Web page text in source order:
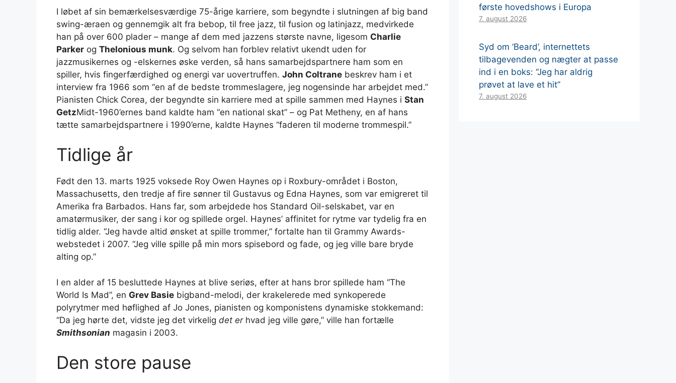
I løbet af sin bemærkelsesværdige 75-årige karriere, som begyndte i slutningen af ​​big band
swing-æraen og gennemgik alt fra bebop, til free jazz, til fusion og latinjazz, medvirkede
han på over 600 plader – mange af dem med jazzens største navne, ligesom Charlie
Parker og Thelonious munk. Og selvom han forblev relativt ukendt uden for
jazzmusikernes og -elskernes øske verden, så hans samarbejdspartnere ham som en
spiller, hvis fingerfærdighed og energi var uovertruffen. John Coltrane beskrev ham i et
interview fra 1966 som “en af ​​de bedste trommeslagere, jeg nogensinde har arbejdet med.”
Pianisten Chick Corea, der begyndte sin karriere med at spille sammen med Haynes i Stan
GetzMidt-1960’ernes band kaldte ham “en national skat” – og Pat Metheny, en af ​​hans
tætte samarbejdspartnere i 1990’erne, kaldte Haynes “faderen til moderne trommespil.”
Tidlige år
Født den 13. marts 1925 voksede Roy Owen Haynes op i Roxbury-området i Boston,
Massachusetts, den tredje af fire sønner til Gustavus og Edna Haynes, som var emigreret til
Amerika fra Barbados. Hans far, som arbejdede hos Standard Oil-selskabet, var en
amatørmusiker, der sang i kor og spillede orgel. Haynes’ affinitet for rytme var tydelig fra en
tidlig alder. “Jeg havde altid ønsket at spille trommer,” fortalte han til Grammy Awards-
webstedet i 2007. “Jeg ville spille på min mors spisebord og fade, og jeg ville bare bryde
alting op.”
I en alder af 15 besluttede Haynes at blive seriøs, efter at hans bror spillede ham “The
World Is Mad”, en Grev Basie bigband-melodi, der krakelerede med synkoperede
polyrytmer med høflighed af Jo Jones, pianisten og komponistens dynamiske stokkemand:
“Da jeg hørte det, vidste jeg det virkelig det erhvad jeg ville gøre,” ville han fortælle
Smithsonian magasin i 2003.
Den store pause
første hovedshows i Europa
7. august 2026
Syd om ‘Beard’, internettets
tilbagevenden og nægter at passe
ind i en boks: “Jeg har aldrig
prøvet at lave et hit”
7. august 2026